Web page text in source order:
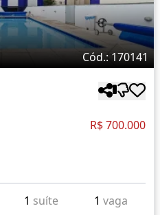
Cód.: 170141
R$ 700.000
1 suíte 1 vaga